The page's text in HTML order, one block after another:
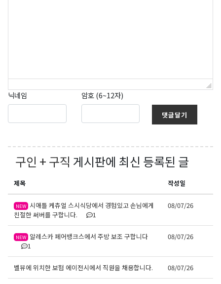
닉네임 암호 (6~12자)
댓글달기
구인 + 구직 게시판에 최신 등록된 글
제목 작성일
NEW 시애틀 케츄얼 스시식당에서 경험있고 손님에게
친절한 써버를 구합니다.
1
08/07/26
NEW 알레스카 페어뱅크스에서 주방 보조 구합니다
1
08/07/26
벨뷰에 위치한 보험 에이전시에서 직원을 채용합니다. 08/07/26